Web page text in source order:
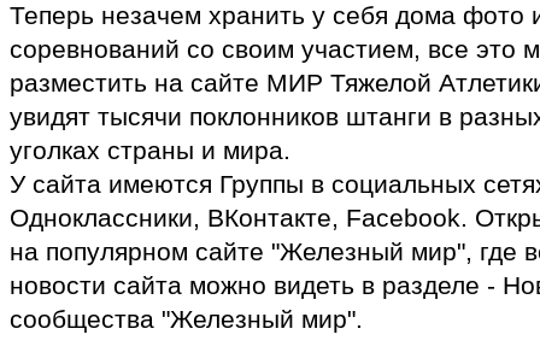
Теперь незачем хранить у себя дома фото
соревнований со своим участием, все это
разместить на сайте МИР Тяжелой
увидят тысячи поклонников штанги в
уголках страны и мира.
У сайта имеются Группы в социальных
Одноклассники, ВКонтакте, Facebook.
на популярном сайте "Железный мир", где
новости сайта можно видеть в разделе -
сообщества "Железный мир".